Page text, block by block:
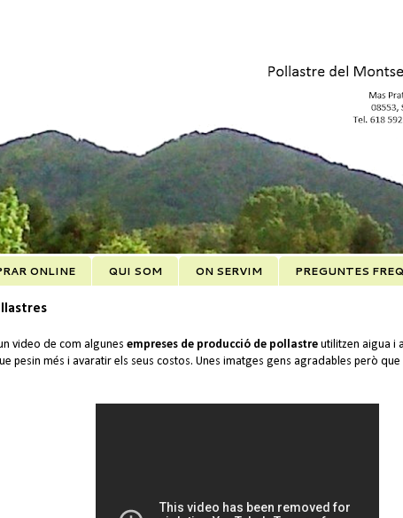
ONLINE QUI SOM ON SERVIM PREGUNTES
video de com algunes empreses de producció de pollastre utilitzen aigua i
pesin més i avaratir els seus costos. Unes imatges gens agradables però